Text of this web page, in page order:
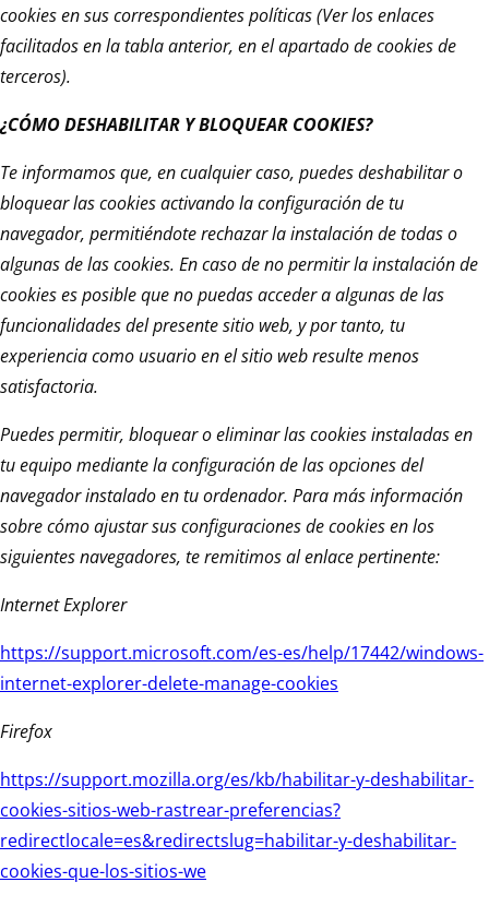
cookies en sus correspondientes políticas (Ver los enlaces
facilitados en la tabla anterior, en el apartado de cookies de
terceros).
¿CÓMO DESHABILITAR Y BLOQUEAR COOKIES?
Te informamos que, en cualquier caso, puedes deshabilitar o
bloquear las cookies activando la configuración de tu
navegador, permitiéndote rechazar la instalación de todas o
algunas de las cookies. En caso de no permitir la instalación de
cookies es posible que no puedas acceder a algunas de las
funcionalidades del presente sitio web, y por tanto, tu
experiencia como usuario en el sitio web resulte menos
satisfactoria.
Puedes permitir, bloquear o eliminar las cookies instaladas en
tu equipo mediante la configuración de las opciones del
navegador instalado en tu ordenador. Para más información
sobre cómo ajustar sus configuraciones de cookies en los
siguientes navegadores, te remitimos al enlace pertinente:
Internet Explorer
https://support.microsoft.com/es-es/help/17442/windows-
internet-explorer-delete-manage-cookies
Firefox
https://support.mozilla.org/es/kb/habilitar-y-deshabilitar-
cookies-sitios-web-rastrear-preferencias?
redirectlocale=es&redirectslug=habilitar-y-deshabilitar-
cookies-que-los-sitios-we